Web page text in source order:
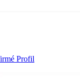
Profil